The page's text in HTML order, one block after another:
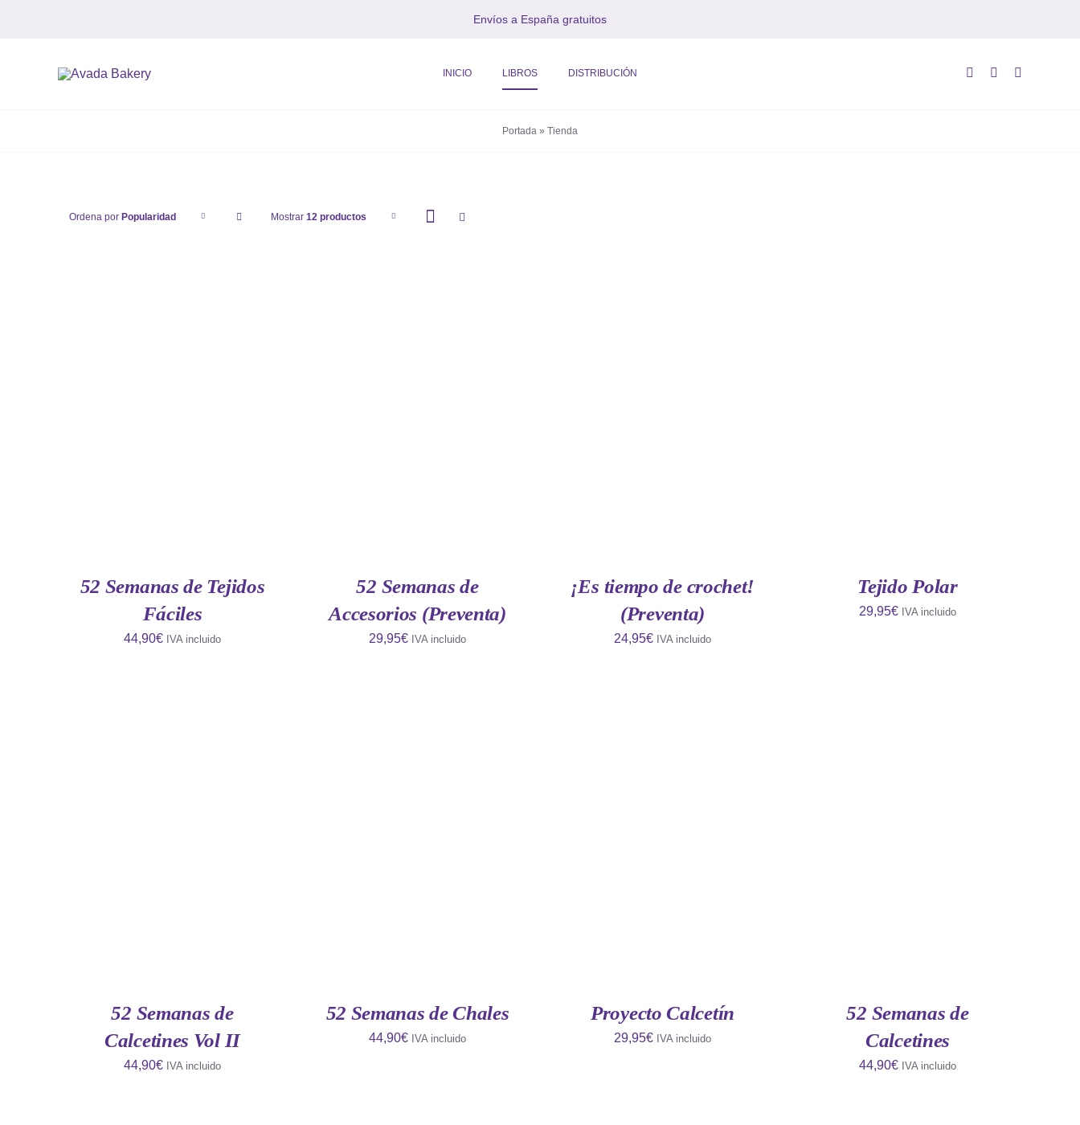
Envíos a España gratuitos
INICIO LIBROS DISTRIBUCIÓN
Portada » Tienda
Ordena por Popularidad Mostrar 12 productos
52 Semanas de Tejidos
Fáciles
44,90€ IVA incluido
52 Semanas de
Accesorios (Preventa)
29,95€ IVA incluido
¡Es tiempo de crochet!
(Preventa)
24,95€ IVA incluido
Tejido Polar
29,95€ IVA incluido
52 Semanas de
Calcetines Vol II
44,90€ IVA incluido
52 Semanas de Chales
44,90€ IVA incluido
Proyecto Calcetín
29,95€ IVA incluido
52 Semanas de
Calcetines
44,90€ IVA incluido